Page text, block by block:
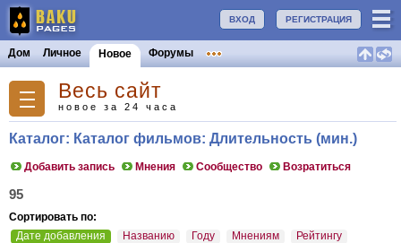
РЕГИСТРАЦИЯ
ВХОД
Дом Личное Новое Форумы
Весь сайт
новое за 24 часа
Каталог: Каталог фильмов: Длительность (мин.)
Добавить запись Мнения Сообщество Возратиться
95
Сортировать по:
Дате добавления
Названию Году Мнениям Рейтингу